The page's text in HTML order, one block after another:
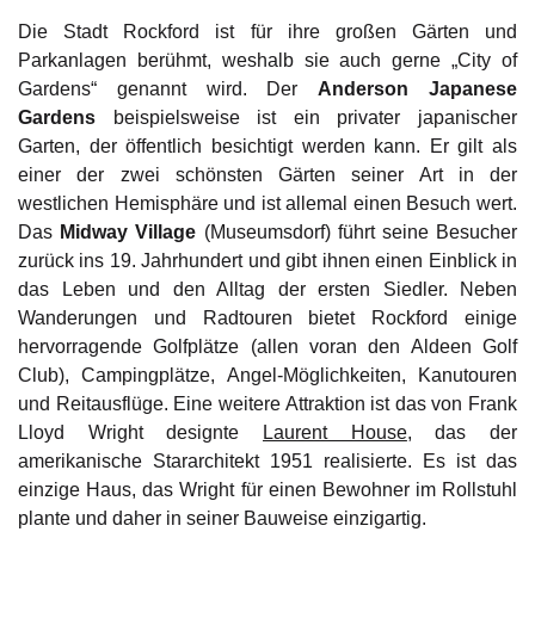
Die Stadt Rockford ist für ihre großen Gärten und
Parkanlagen berühmt, weshalb sie auch gerne „City of
Gardens“ genannt wird. Der Anderson Japanese
Gardens beispielsweise ist ein privater japanischer
Garten, der öffentlich besichtigt werden kann. Er gilt als
einer der zwei schönsten Gärten seiner Art in der
westlichen Hemisphäre und ist allemal einen Besuch wert.
Das Midway Village (Museumsdorf) führt seine Besucher
zurück ins 19. Jahrhundert und gibt ihnen einen Einblick in
das Leben und den Alltag der ersten Siedler. Neben
Wanderungen und Radtouren bietet Rockford einige
hervorragende Golfplätze (allen voran den Aldeen Golf
Club), Campingplätze, Angel-Möglichkeiten, Kanutouren
und Reitausflüge. Eine weitere Attraktion ist das von Frank
Lloyd Wright designte
Laurent House, das der
amerikanische Stararchitekt 1951 realisierte. Es ist das
einzige Haus, das Wright für einen Bewohner im Rollstuhl
plante und daher in seiner Bauweise einzigartig.